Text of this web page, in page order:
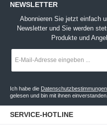
NEWSLETTER
Abonnieren Sie jetzt einfach
Newsletter und Sie werden
Produkte und
Mail-
*
Ich habe die Datenschutzbestimmungen
gelesen und bin mit ihnen einverstanden.
SERVICE-HOTLINE